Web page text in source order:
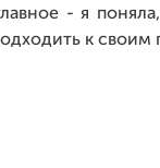
- я
к своим